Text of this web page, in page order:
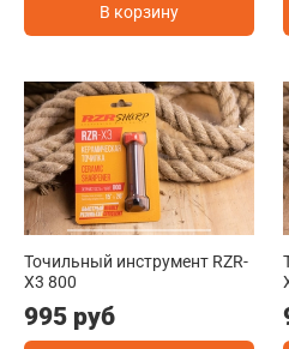
В корзину
Точильный инструмент RZR-
X3 800
995 руб